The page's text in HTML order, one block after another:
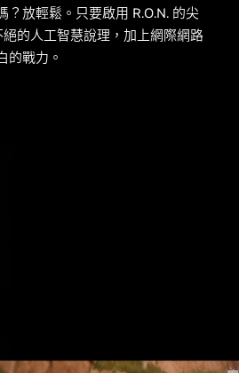
放輕鬆。只要啟用 R.O.N. 的尖
的人工智慧說理，加上網際網路
的戰力。